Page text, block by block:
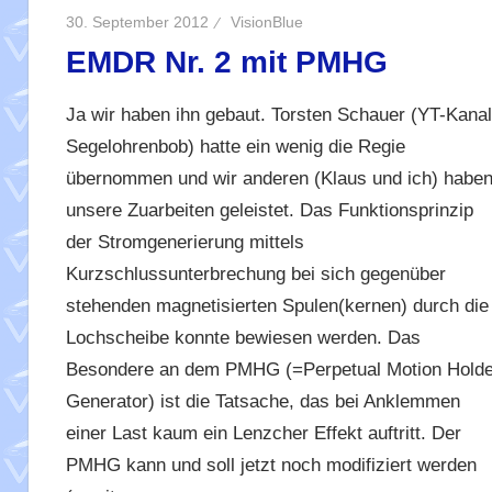
30. September 2012 VisionBlue
EMDR Nr. 2 mit PMHG
Ja wir haben ihn gebaut. Torsten Schauer (YT-Kanal
Segelohrenbob) hatte ein wenig die Regie
übernommen und wir anderen (Klaus und ich) haben
unsere Zuarbeiten geleistet. Das Funktionsprinzip
der Stromgenerierung mittels
Kurzschlussunterbrechung bei sich gegenüber
stehenden magnetisierten Spulen(kernen) durch die
Lochscheibe konnte bewiesen werden. Das
Besondere an dem PMHG (=Perpetual Motion
Generator) ist die Tatsache, das bei Anklemmen
einer Last kaum ein Lenzcher Effekt auftritt. Der
PMHG kann und soll jetzt noch modifiziert werden